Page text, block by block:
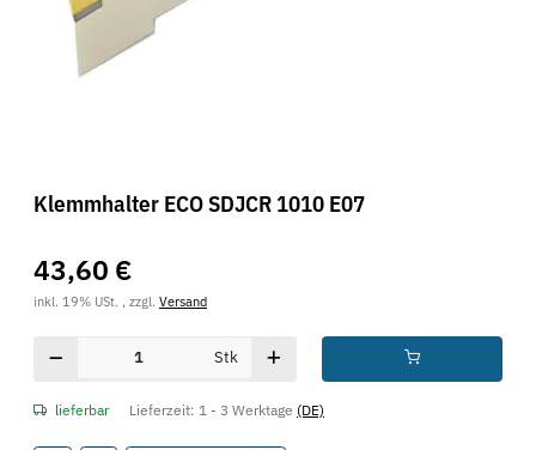
Klemmhalter ECO SDJCR 1010 E07
43,60 €
inkl. 19% USt. , zzgl. Versand
Stk
lieferbar Lieferzeit: 1 - 3 Werktage (DE)